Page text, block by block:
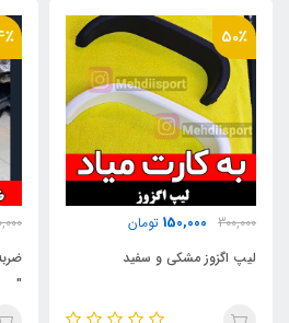
24٪
850,000
650,000
ضربه گیر سپر ژله ای "بسته 4 عددی